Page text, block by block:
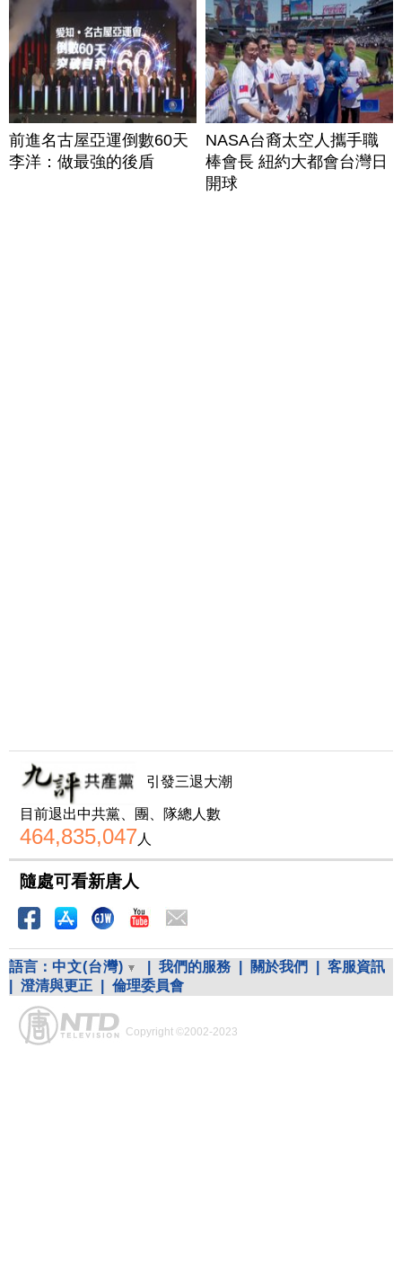
前進名古屋亞運倒數60天
李洋：做最強的後盾
NASA台裔太空人攜手職
棒會長 紐約大都會台灣日
開球
引發三退大潮
目前退出中共黨、團、隊總人數
464,835,047人
隨處可看新唐人
語言： 中文(台灣) 我們的服務 關於我們
客服資訊
澄清與更正 倫理委員會
Copyright ©2002-2023